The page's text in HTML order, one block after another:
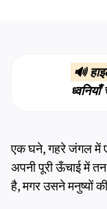
🔊
एक घने, गहरे जंगल में
अपनी पूरी ऊँचाई में
है, मगर उसने मनुष्यों